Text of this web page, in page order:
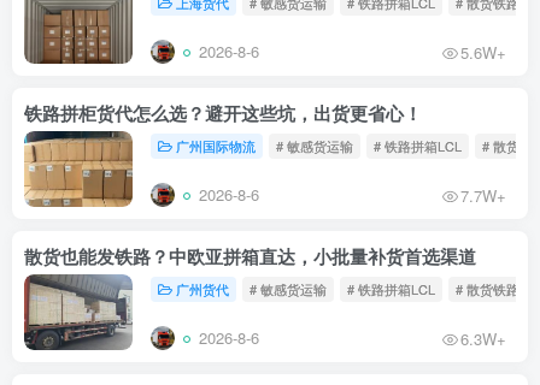
2026-8-6 5.6W+
铁路拼柜货代怎么选？避开这些坑，出货更省心！
广州国际物流 # 敏感货运输 # 铁路拼箱LCL # 散货铁
2026-8-6 7.7W+
散货也能发铁路？中欧亚拼箱直达，小批量补货首选渠道
广州货代 # 敏感货运输 # 铁路拼箱LCL # 散货铁路
2026-8-6 6.3W+